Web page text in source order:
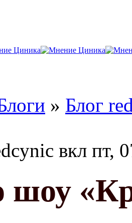
» Блог
вкл пт,
шоу